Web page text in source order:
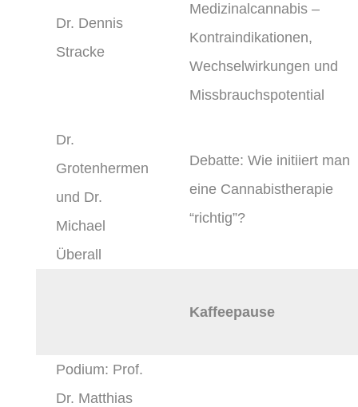
Dr. Dennis
Stracke
Medizinalcannabis –
Kontraindikationen,
Wechselwirkungen und
Missbrauchspotential
Dr.
Grotenhermen
und Dr.
Michael
Überall
Debatte: Wie initiiert man
eine Cannabistherapie
“richtig”?
Kaffeepause
Podium: Prof.
Dr. Matthias